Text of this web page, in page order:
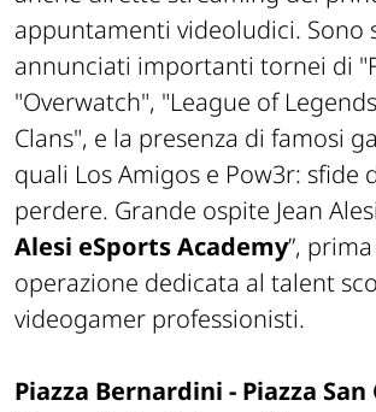
appuntamenti videoludici. Sono
annunciati importanti tornei di
"Overwatch", "League of
Clans", e la presenza di famosi
quali Los Amigos e Pow3r: sfide
perdere. Grande ospite Jean
Alesi eSports Academy”,
operazione dedicata al talent
videogamer professionisti.
Piazza Bernardini - Piazza San